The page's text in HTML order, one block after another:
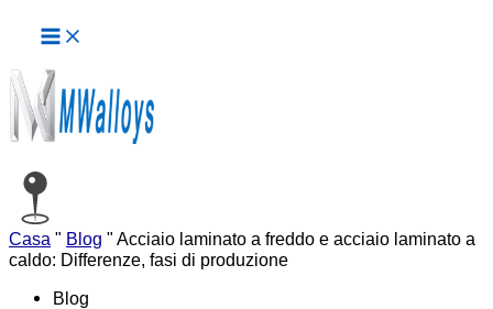
contenuto
principale
Casa " Blog " Acciaio laminato a freddo e acciaio laminato a
caldo: Differenze, fasi di produzione
Blog